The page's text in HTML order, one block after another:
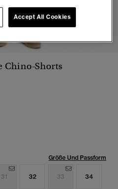
4 5 6
Chino-Shorts
Größe Und Passform
31 32 33 34
Accept All Cookies